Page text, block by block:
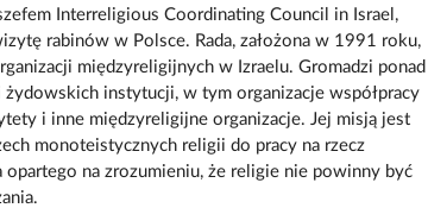
Interreligious Coordinating Council in Israel,
rabinów w Polsce. Rada, założona w 1991 roku,
międzyreligijnych w Izraelu. Gromadzi ponad
żydowskich instytucji, w tym organizacje współpracy
i inne międzyreligijne organizacje. Jej misją jest
monoteistycznych religii do pracy na rzecz
na zrozumieniu, że religie nie powinny być